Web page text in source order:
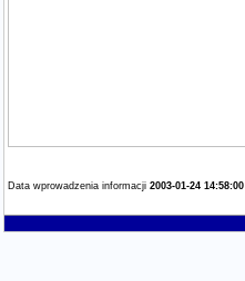
Data wprowadzenia informacji 2003-01-24 14:58:00